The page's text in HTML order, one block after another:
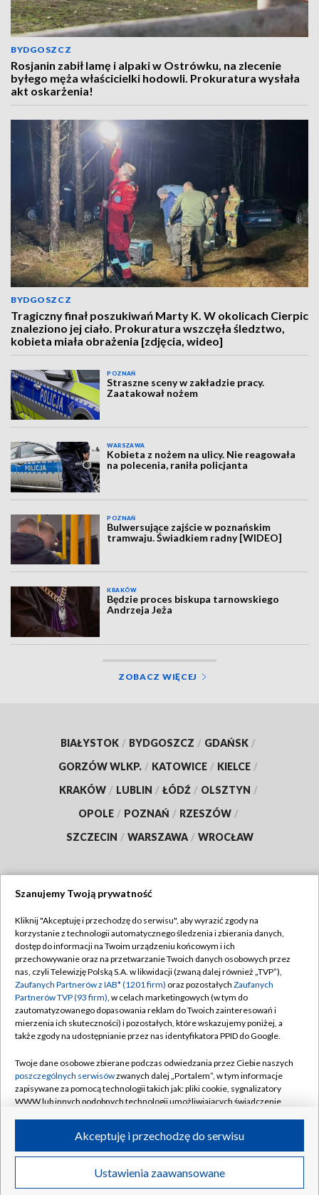
BYDGOSZCZ
Rosjanin zabił lamę i alpaki w Ostrówku, na zlecenie
byłego męża właścicielki hodowli. Prokuratura wysłała
akt oskarżenia!
BYDGOSZCZ
Tragiczny finał poszukiwań Marty K. W okolicach Cierpic
znaleziono jej ciało. Prokuratura wszczęła śledztwo,
kobieta miała obrażenia [zdjęcia, wideo]
POZNAŃ
Straszne sceny w zakładzie pracy.
Zaatakował nożem
WARSZAWA
Kobieta z nożem na ulicy. Nie reagowała
na polecenia, raniła policjanta
POZNAŃ
Bulwersujące zajście w poznańskim
tramwaju. Świadkiem radny [WIDEO]
KRAKÓW
Będzie proces biskupa tarnowskiego
Andrzeja Jeża
ZOBACZ WIĘCEJ
BIAŁYSTOK / BYDGOSZCZ / GDAŃSK /
GORZÓW WLKP. / KATOWICE / KIELCE /
KRAKÓW / LUBLIN / ŁÓDŹ / OLSZTYN /
OPOLE / POZNAŃ / RZESZÓW /
SZCZECIN / WARSZAWA / WROCŁAW
TVP
Abonament TVP
Emisja w TVP
Centrum informacji TVP
Naziemna Telewizja Cyfrowa
Rada Programowa
System NOS
Informacje o nadawcy
Program dla prasy
Ogłoszenie przetargowe
Regulamin TVP
Polityka prywatności
Moje zgody
Pomoc
Kontakt
Kanały
©2026 Telewizja Polska S.A. w likwidacji
Szanujemy Twoją prywatność
Kliknij "Akceptuję i przechodzę do serwisu", aby wyrazić zgody na
korzystanie z technologii automatycznego śledzenia i zbierania danych,
dostęp do informacji na Twoim urządzeniu końcowym i ich
przechowywanie oraz na przetwarzanie Twoich danych osobowych przez
nas, czyli Telewizję Polską S.A. w likwidacji (zwaną dalej również „TVP”),
Zaufanych Partnerów z IAB* (1201 firm) oraz pozostałych Zaufanych
Partnerów TVP (93 firm), w celach marketingowych (w tym do
zautomatyzowanego dopasowania reklam do Twoich zainteresowań i
mierzenia ich skuteczności) i pozostałych, które wskazujemy poniżej, a
także zgody na udostępnianie przez nas identyfikatora PPID do Google.
Twoje dane osobowe zbierane podczas odwiedzania przez Ciebie naszych
poszczególnych serwisówzwanych dalej „Portalem”, w tym informacje
zapisywane za pomocą technologii takich jak: pliki cookie, sygnalizatory
WWW lub innych podobnych technologii umożliwiających świadczenie
ruchu w Internecie.
Twoje dane osobowe zbierane podczas odwiedzania przez Ciebie
poszczególnych serwisówna Portalu, takie jak adresy IP, identyfikatory
Ustawienia zaawansowane
Akceptuję i przechodzę do serwisu